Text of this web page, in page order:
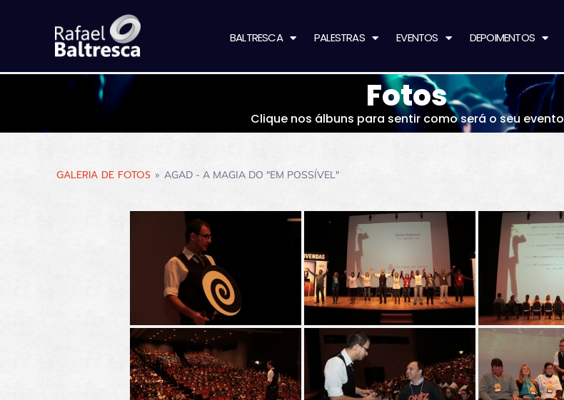
BALTRESCA PALESTRAS EVENTOS DEPOIMENTOS
Fotos
Clique nos álbuns para sentir como será o seu evento
GALERIA DE FOTOS » AGAD - A MAGIA DO "EM POSSÍVEL"